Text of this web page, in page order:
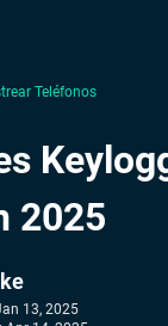
Teléfonos
2025
13, 2025